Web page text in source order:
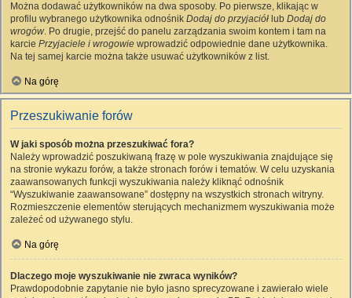
Można dodawać użytkowników na dwa sposoby. Po pierwsze, klikając w
profilu wybranego użytkownika odnośnik Dodaj do przyjaciół lub Dodaj do
wrogów. Po drugie, przejść do panelu zarządzania swoim kontem i tam na
karcie Przyjaciele i wrogowie wprowadzić odpowiednie dane użytkownika.
Na tej samej karcie można także usuwać użytkowników z list.
Na górę
Przeszukiwanie forów
W jaki sposób można przeszukiwać fora?
Należy wprowadzić poszukiwaną frazę w pole wyszukiwania znajdujące się
na stronie wykazu forów, a także stronach forów i tematów. W celu uzyskania
zaawansowanych funkcji wyszukiwania należy kliknąć odnośnik
“Wyszukiwanie zaawansowane” dostępny na wszystkich stronach witryny.
Rozmieszczenie elementów sterujących mechanizmem wyszukiwania może
zależeć od używanego stylu.
Na górę
Dlaczego moje wyszukiwanie nie zwraca wyników?
Prawdopodobnie zapytanie nie było jasno sprecyzowane i zawierało wiele